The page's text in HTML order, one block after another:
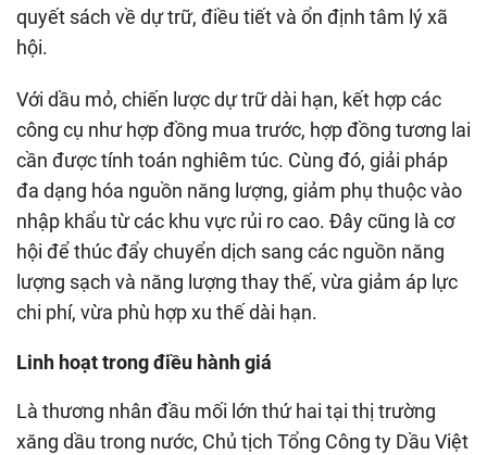
quyết sách về dự trữ, điều tiết và ổn định tâm lý xã
hội.
Với dầu mỏ, chiến lược dự trữ dài hạn, kết hợp các
công cụ như hợp đồng mua trước, hợp đồng tương lai
cần được tính toán nghiêm túc. Cùng đó, giải pháp
đa dạng hóa nguồn năng lượng, giảm phụ thuộc vào
nhập khẩu từ các khu vực rủi ro cao. Đây cũng là cơ
hội để thúc đẩy chuyển dịch sang các nguồn năng
lượng sạch và năng lượng thay thế, vừa giảm áp lực
chi phí, vừa phù hợp xu thế dài hạn.
Linh hoạt trong điều hành giá
Là thương nhân đầu mối lớn thứ hai tại thị trường
xăng dầu trong nước, Chủ tịch Tổng Công ty Dầu Việt